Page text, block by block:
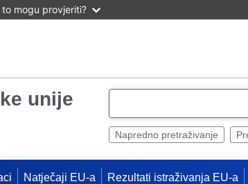
to mogu provjeriti?
unije
e
Napredno pretraživanje
Natječaji EU-a Rezultati istraživanja EU-a